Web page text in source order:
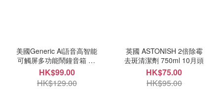
美國Generic Ai語音高智能
可觸屏多功能鬧鐘音箱 10
月中
HK$99.00
HK$129.00
英國 ASTONISH 2倍除霉
去斑清潔劑 750ml 10月頭
HK$75.00
HK$95.00